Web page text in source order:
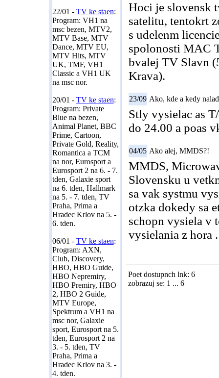
22/01 - TV ke staen:
Program: VH1 na
msc bezen, MTV2,
MTV Base, MTV
Dance, MTV EU,
MTV Hits, MTV
UK, TMF, VH1
Classic a VH1 UK
na msc nor.
20/01 - TV ke staen:
Program: Private
Blue na bezen,
Animal Planet, BBC
Prime, Cartoon,
Private Gold, Reality,
Romantica a TCM
na nor, Eurosport a
Eurosport 2 na 6. - 7.
tden, Galaxie sport
na 6. tden, Hallmark
na 5. - 7. tden, TV
Praha, Prima a
Hradec Krlov na 5. -
6. tden.
06/01 - TV ke staen:
Program: AXN,
Club, Discovery,
HBO, HBO Guide,
HBO Nepremiry,
HBO Premiry, HBO
2, HBO 2 Guide,
MTV Europe,
Spektrum a VH1 na
msc nor, Galaxie
sport, Eurosport na 5.
tden, Eurosport 2 na
3. - 5. tden, TV
Praha, Prima a
Hradec Krlov na 3. -
4. tden.
Hoci je slovensk
satelitu, tentokrt
s udelenm
spolonosti MAC
bvalej TV Slavn
Krava).
23/09 Ako, kde a kedy
Stly vysielac as
do 24.00 a poas
04/05 Ako alej, MMDS?!
MMDS,
Slovensku u
sa vak systmu
otzka dokedy sa
schopn vysiela v
vysielania z hora .
Poet dostupnch lnk: 6
zobrazuj se: 1 ... 6